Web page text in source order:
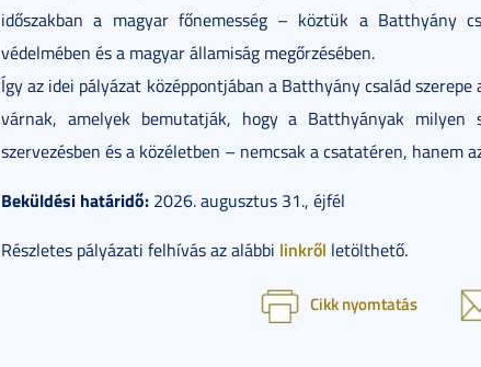
időszakban a magyar főnemesség – köztük a Batthyány
védelmében és a magyar államiság megőrzésében.
Így az idei pályázat középpontjában a Batthyány család
várnak, amelyek bemutatják, hogy a Batthyányak milyen
szervezésben és a közéletben – nemcsak a csatatéren, hanem
Beküldési határidő: 2026. augusztus 31., éjfél
Részletes pályázati felhívás az alábbi linkről letölthető.
Cikk nyomtatás